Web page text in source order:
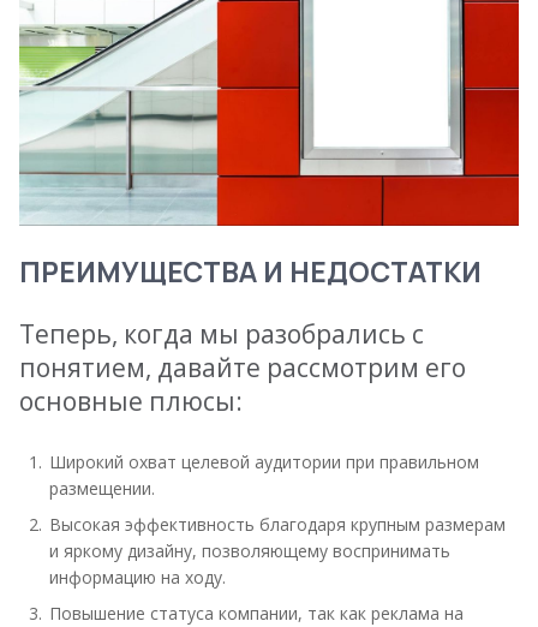
ПРЕИМУЩЕСТВА И НЕДОСТАТКИ
Теперь, когда мы разобрались с
понятием, давайте рассмотрим его
основные плюсы:
Широкий охват целевой аудитории при правильном
размещении.
Высокая эффективность благодаря крупным размерам
и яркому дизайну, позволяющему воспринимать
информацию на ходу.
Повышение статуса компании, так как реклама на